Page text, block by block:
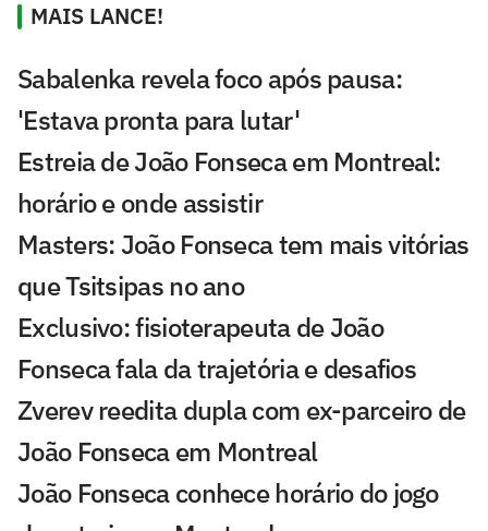
MAIS LANCE!
Sabalenka revela foco após pausa:
'Estava pronta para lutar'
Estreia de João Fonseca em Montreal:
horário e onde assistir
Masters: João Fonseca tem mais vitórias
que Tsitsipas no ano
Exclusivo: fisioterapeuta de João
Fonseca fala da trajetória e desafios
Zverev reedita dupla com ex-parceiro de
João Fonseca em Montreal
João Fonseca conhece horário do jogo